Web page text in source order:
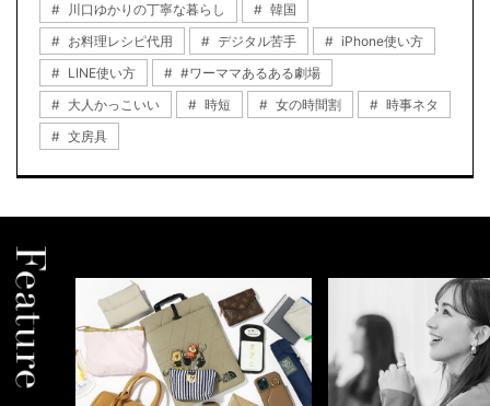
川口ゆかりの丁寧な暮らし
韓国
お料理レシピ代用
デジタル苦手
iPhone使い方
LINE使い方
#ワーママあるある劇場
大人かっこいい
時短 女の時間割
時事ネタ
文房具